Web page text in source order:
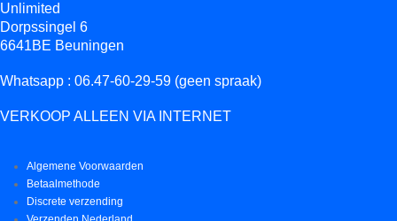
Unlimited
Dorpssingel 6
6641BE Beuningen
Whatsapp : 06.47-60-29-59 (geen spraak)
VERKOOP ALLEEN VIA INTERNET
Algemene Voorwaarden
Betaalmethode
Discrete verzending
Verzenden Nederland